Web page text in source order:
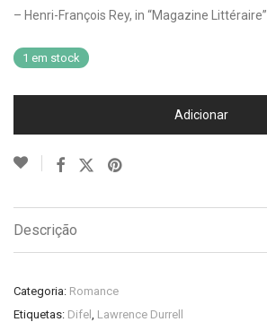
– Henri-François Rey, in “Magazine Littéraire”
1 em stock
Adicionar
Descrição
Categoria: Romance
Etiquetas: Difel , Lawrence Durrell